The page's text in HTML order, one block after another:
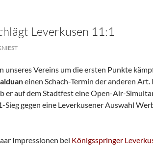
Leverkusen 11:1
unseres Vereins um die ersten Punkte
einen Schach-Termin der anderen Art.
er auf dem Stadtfest eine Open-Air-
Sieg gegen eine Leverkusener Auswahl
Impressionen bei Königsspringer